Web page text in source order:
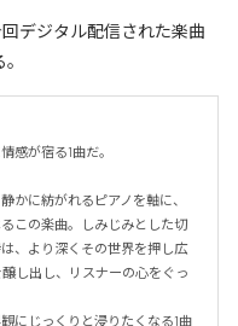
回デジタル配信された楽曲
感が宿る1曲だ。
かに紡がれるピアノを軸に、
この楽曲。しみじみとした切
、より深くその世界を押し広
し出し、リスナーの心をぐっ
にじっくりと浸りたくなる1曲